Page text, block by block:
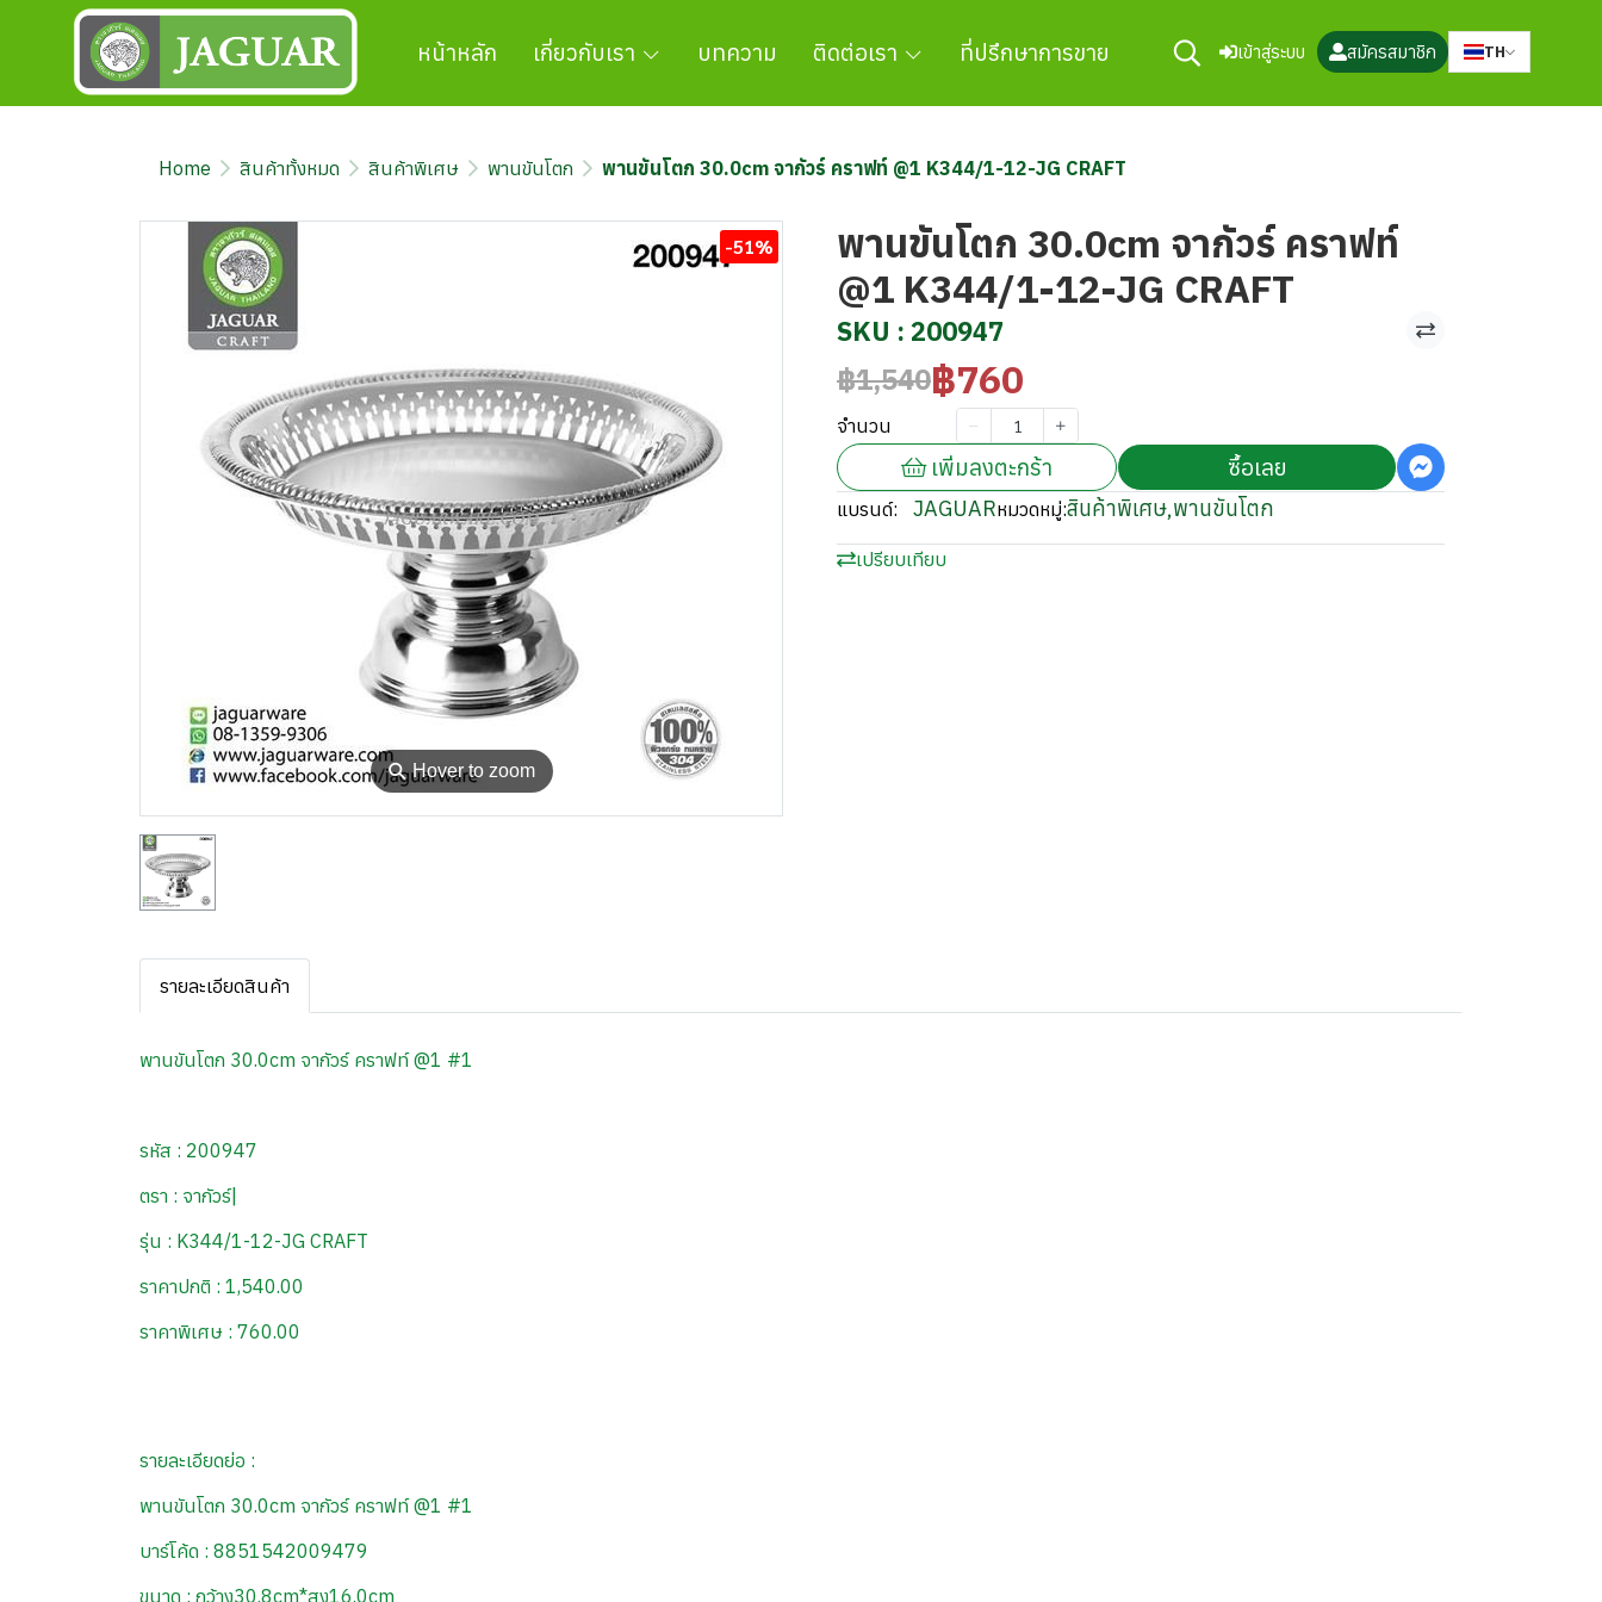
หน้าหลัก เกี่ยวกับเรา บทความ ติดต่อเรา ที่ปรึกษาการขาย เข้าสู่ระบบ สมัครสมาชิก TH
Home สินค้าทั้งหมด สินค้าพิเศษ พานขันโตก พานขันโตก 30.0cm จากัวร์ คราฟท์ @1 K344/1-12-JG CRAFT
⚲Hover to zoom
-51%
พานขันโตก 30.0cm จากัวร์ คราฟท์
@1 K344/1-12-JG CRAFT
SKU : 200947
฿1,540฿760
จำนวน
เพิ่มลงตะกร้า ซื้อเลย
แบรนด์: JAGUARหมวดหมู่:สินค้าพิเศษ,พานขันโตก
เปรียบเทียบ
รายละเอียดสินค้า
พานขันโตก 30.0cm จากัวร์ คราฟท์ @1 #1
รหัส : 200947
ตรา : จากัวร์|
รุ่น : K344/1-12-JG CRAFT
ราคาปกติ : 1,540.00
ราคาพิเศษ : 760.00
รายละเอียดย่อ :
พานขันโตก 30.0cm จากัวร์ คราฟท์ @1 #1
บาร์โค้ด : 8851542009479
ขนาด : กว้าง30.8cm*สูง16.0cm